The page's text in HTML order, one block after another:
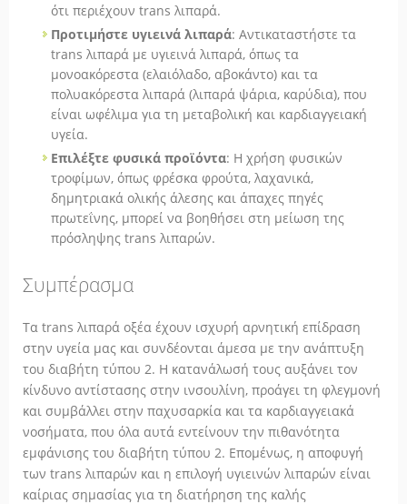
ότι περιέχουν trans λιπαρά.
Προτιμήστε υγιεινά λιπαρά: Αντικαταστήστε τα
trans λιπαρά με υγιεινά λιπαρά, όπως τα
μονοακόρεστα (ελαιόλαδο, αβοκάντο) και τα
πολυακόρεστα λιπαρά (λιπαρά ψάρια, καρύδια), που
είναι ωφέλιμα για τη μεταβολική και καρδιαγγειακή
υγεία.
Επιλέξτε φυσικά προϊόντα: Η χρήση φυσικών
τροφίμων, όπως φρέσκα φρούτα, λαχανικά,
δημητριακά ολικής άλεσης και άπαχες πηγές
πρωτεΐνης, μπορεί να βοηθήσει στη μείωση της
πρόσληψης trans λιπαρών.
Συμπέρασμα
Τα trans λιπαρά οξέα έχουν ισχυρή αρνητική επίδραση
στην υγεία μας και συνδέονται άμεσα με την ανάπτυξη
του διαβήτη τύπου 2. Η κατανάλωσή τους αυξάνει τον
κίνδυνο αντίστασης στην ινσουλίνη, προάγει τη φλεγμονή
και συμβάλλει στην παχυσαρκία και τα καρδιαγγειακά
νοσήματα, που όλα αυτά εντείνουν την πιθανότητα
εμφάνισης του διαβήτη τύπου 2. Επομένως, η αποφυγή
των trans λιπαρών και η επιλογή υγιεινών λιπαρών είναι
καίριας σημασίας για τη διατήρηση της καλής